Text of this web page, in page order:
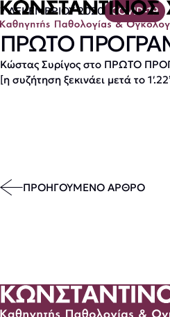
7 ΔΕΚΕΜΒΡΙΟΥ 2020 COVID-19
ΠΡΩΤΟ
Κώστας Συρίγος στο ΠΡΩΤΟ
[η συζήτηση ξεκινάει μετά το
ΠΡΟΗΓΟΥΜΕΝΟ ΑΡΘΡΟ